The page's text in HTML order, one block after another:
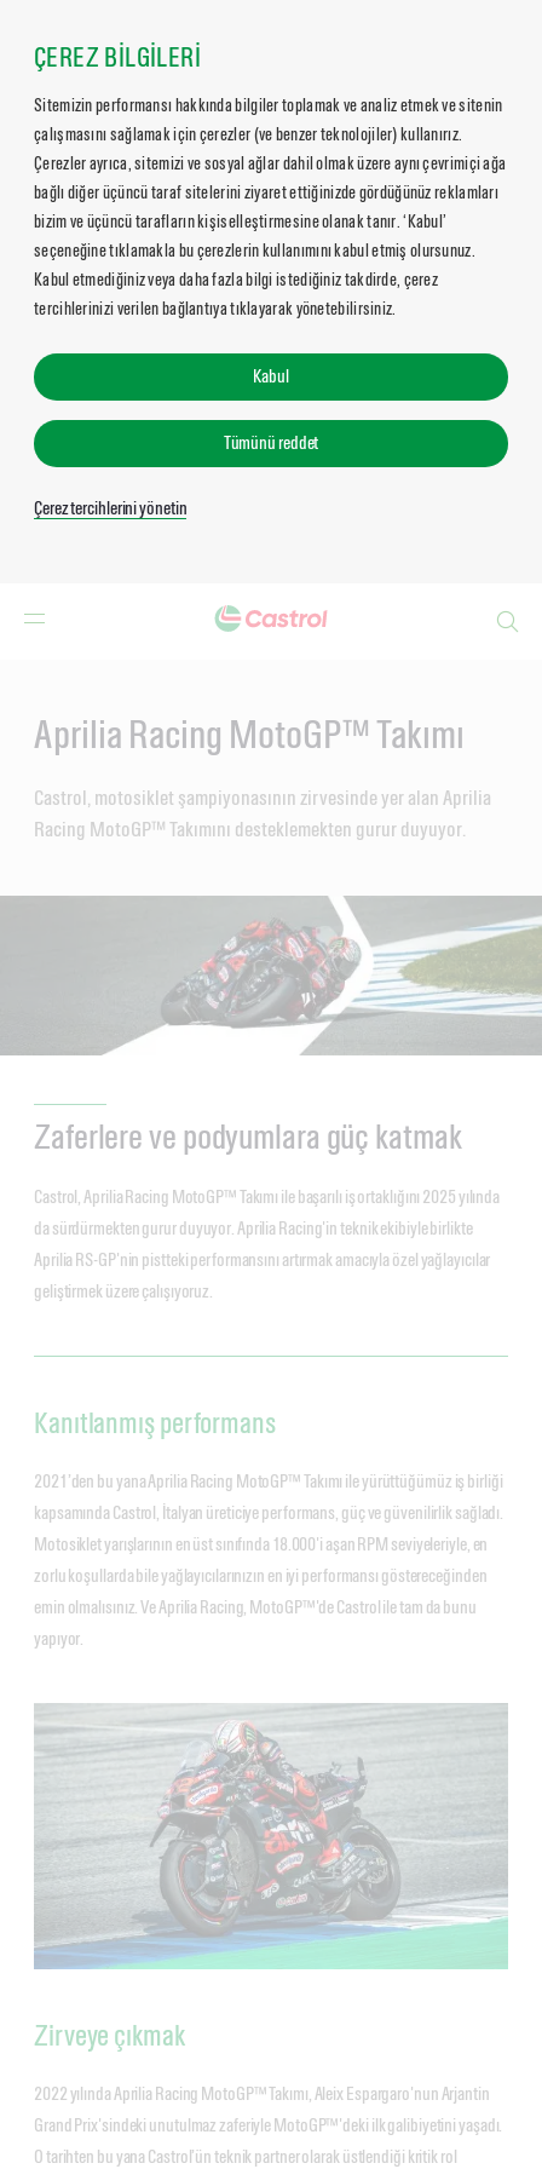
ÇEREZ BİLGİLERİ
Sitemizin performansı hakkında bilgiler toplamak ve analiz etmek ve sitenin
çalışmasını sağlamak için çerezler (ve benzer teknolojiler) kullanırız.
Çerezler ayrıca, sitemizi ve sosyal ağlar dahil olmak üzere aynı çevrimiçi ağa
bağlı diğer üçüncü taraf sitelerini ziyaret ettiğinizde gördüğünüz reklamları
bizim ve üçüncü tarafların kişiselleştirmesine olanak tanır. ‘Kabul’
seçeneğine tıklamakla bu çerezlerin kullanımını kabul etmiş olursunuz.
Kabul etmediğiniz veya daha fazla bilgi istediğiniz takdirde, çerez
tercihlerinizi verilen bağlantıya tıklayarak yönetebilirsiniz.
Kabul
Tümünü reddet
Çerez tercihlerini yönetin
Aprilia Racing MotoGP™ Takımı
Castrol, motosiklet şampiyonasının zirvesinde yer alan Aprilia
Racing MotoGP™ Takımını desteklemekten gurur duyuyor.
Zaferlere ve podyumlara güç katmak
Castrol, Aprilia Racing MotoGP™ Takımı ile başarılı iş ortaklığını 2025 yılında
da sürdürmekten gurur duyuyor. Aprilia Racing'in teknik ekibiyle birlikte
Aprilia RS-GP'nin pistteki performansını artırmak amacıyla özel yağlayıcılar
geliştirmek üzere çalışıyoruz.
Kanıtlanmış performans
2021’den bu yana Aprilia Racing MotoGP™ Takımı ile yürüttüğümüz iş birliği
kapsamında Castrol, İtalyan üreticiye performans, güç ve güvenilirlik sağladı.
Motosiklet yarışlarının en üst sınıfında 18.000'i aşan RPM seviyeleriyle, en
zorlu koşullarda bile yağlayıcılarınızın en iyi performansı göstereceğinden
emin olmalısınız. Ve Aprilia Racing, MotoGP™'de Castrol ile tam da bunu
yapıyor.
Zirveye çıkmak
2022 yılında Aprilia Racing MotoGP™ Takımı, Aleix Espargaro'nun Arjantin
Grand Prix'sindeki unutulmaz zaferiyle MotoGP™'deki ilk galibiyetini yaşadı.
O tarihten bu yana Castrol’ün teknik partner olarak üstlendiği kritik rol